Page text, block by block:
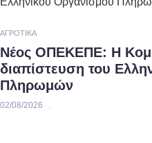
ΑΓΡΟΤΙΚΆ
Νέος ΟΠΕΚΕΠΕ: Η
διαπίστευση του
Πληρωμών
02/08/2026